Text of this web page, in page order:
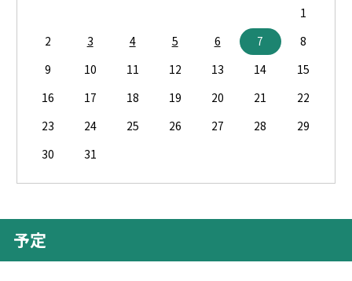
1
2
3 4 5 6 7
8
9
10 11 12 13 14
15
16
17 18 19 20 21
22
23
24 25 26 27 28
29
30
31
予定